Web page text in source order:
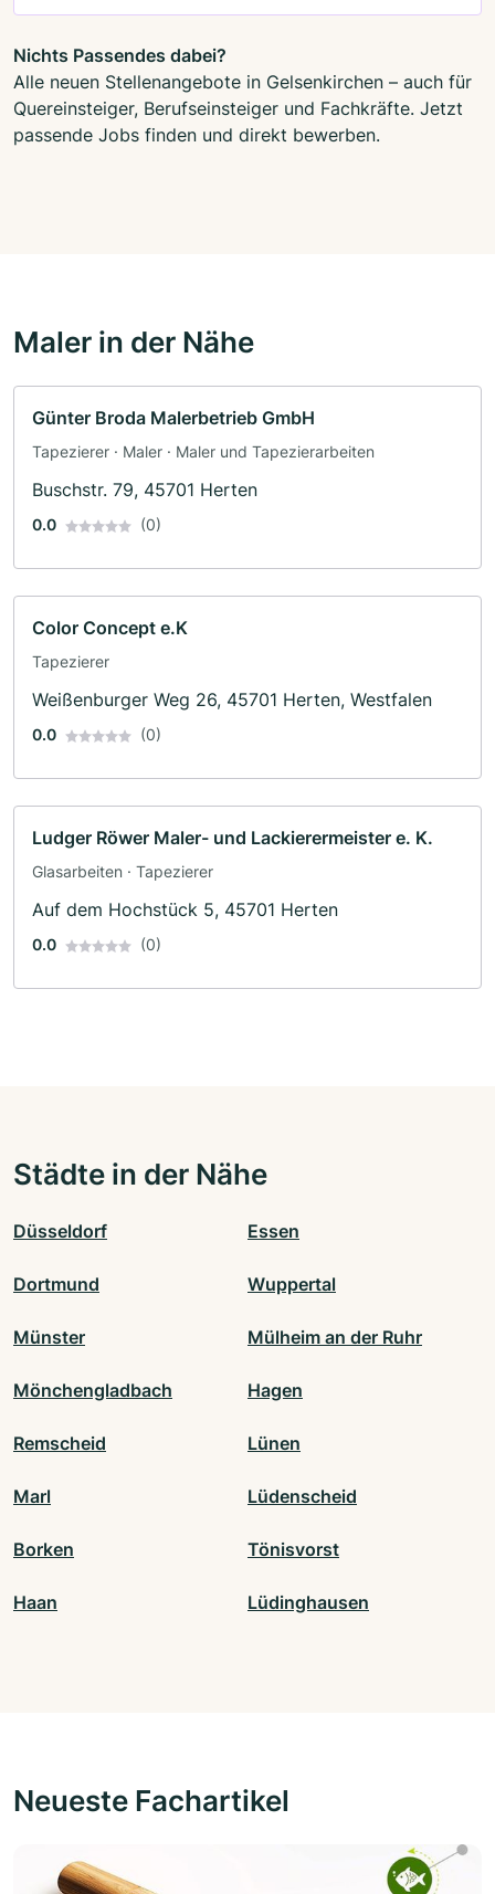
Nichts Passendes dabei?
Alle neuen Stellenangebote in Gelsenkirchen – auch für
Quereinsteiger, Berufseinsteiger und Fachkräfte. Jetzt
passende Jobs finden und direkt bewerben.
Maler in der Nähe
Günter Broda Malerbetrieb GmbH
Tapezierer · Maler · Maler und Tapezierarbeiten
Buschstr. 79, 45701 Herten
0.0 (0)
Color Concept e.K
Tapezierer
Weißenburger Weg 26, 45701 Herten, Westfalen
0.0 (0)
Ludger Röwer Maler- und Lackierermeister e. K.
Glasarbeiten · Tapezierer
Auf dem Hochstück 5, 45701 Herten
0.0 (0)
Städte in der Nähe
Düsseldorf Essen
Dortmund Wuppertal
Münster Mülheim an der Ruhr
Mönchengladbach Hagen
Remscheid Lünen
Marl Lüdenscheid
Borken Tönisvorst
Haan Lüdinghausen
Neueste Fachartikel